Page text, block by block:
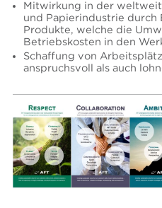
Mitwirkung in der
und Papierindustrie
Produkte, welche die
Betriebskosten in den
Schaffung von
anspruchsvoll als auch